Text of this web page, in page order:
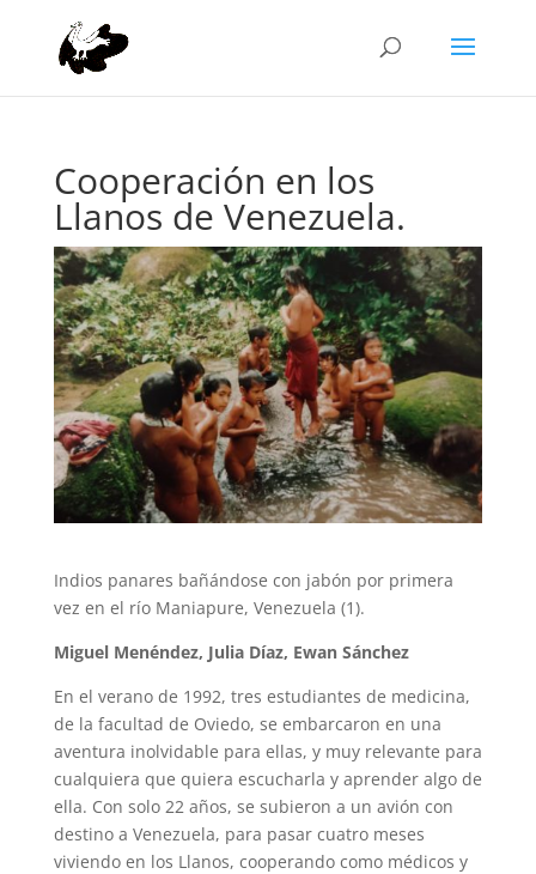
Cooperación en los
Llanos de Venezuela.
Indios panares bañándose con jabón por primera
vez en el río Maniapure, Venezuela (1).
Miguel Menéndez, Julia Díaz, Ewan Sánchez
En el verano de 1992, tres estudiantes de medicina,
de la facultad de Oviedo, se embarcaron en una
aventura inolvidable para ellas, y muy relevante para
cualquiera que quiera escucharla y aprender algo de
ella. Con solo 22 años, se subieron a un avión con
destino a Venezuela, para pasar cuatro meses
viviendo en los Llanos, cooperando como médicos y